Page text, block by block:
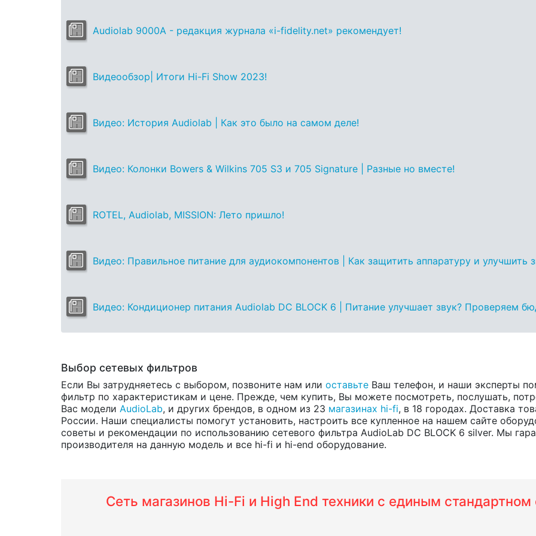
Audiolab 9000A - редакция журнала «i-fidelity.net» рекомендует!
Видеообзор| Итоги Hi-Fi Show 2023!
Видео: История Audiolab | Как это было на самом деле!
Видео: Колонки Bowers & Wilkins 705 S3 и 705 Signature | Разные но вместе!
ROTEL, Audiolab, MISSION: Лето пришло!
Видео: Правильное питание для аудиокомпонентов | Как защитить аппаратуру и улучшить
Видео: Кондиционер питания Audiolab DC BLOCK 6 | Питание улучшает звук? Проверяем
Выбор сетевых фильтров
Если Вы затрудняетесь с выбором, позвоните нам или оставьте Ваш телефон, и наши эксперты
фильтр по характеристикам и цене. Прежде, чем купить, Вы можете посмотреть, послушать,
Вас модели AudioLab, и других брендов, в одном из 23 магазинах hi-fi, в 18 городах. Доставка
России. Наши специалисты помогут установить, настроить все купленное на нашем сайте
советы и рекомендации по использованию сетевого фильтра AudioLab DC BLOCK 6 silver. Мы
производителя на данную модель и все hi-fi и hi-end оборудование.
Сеть магазинов Hi-Fi и High End техники с единым